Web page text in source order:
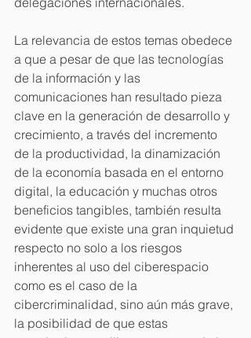
La relevancia de estos temas obedece
a que a pesar de que las tecnologías
de la información y las
comunicaciones han resultado pieza
clave en la generación de desarrollo y
crecimiento, a través del incremento
de la productividad, la dinamización
de la economía basada en el entorno
digital, la educación y muchas otros
beneficios tangibles, también resulta
evidente que existe una gran inquietud
respecto no solo a los riesgos
inherentes al uso del ciberespacio
como es el caso de la
cibercriminalidad, sino aún más grave,
la posibilidad de que estas